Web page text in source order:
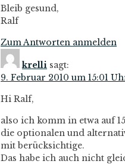
Bleib gesund,
Ralf
Zum Antworten anmelden
krelli sagt:
9. Februar 2010 um 15:01
Hi Ralf,
also ich komm in etwa auf
die optionalen und
mit berücksichtige.
Das habe ich auch nicht